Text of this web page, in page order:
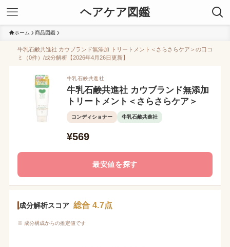
ヘアケア図鑑
ホーム 商品図鑑
牛乳石鹸共進社 カウブランド無添加 トリートメント＜さらさらケア＞の口コ
ミ（0件）/成分解析【2026年4月26日更新】
牛乳石鹸共進社
牛乳石鹸共進社 カウブランド無添加
トリートメント＜さらさらケア＞
コンディショナー 牛乳石鹸共進社
¥569
最安値を探す
成分解析スコア 総合 4.7点
※ 成分構成からの推定値です